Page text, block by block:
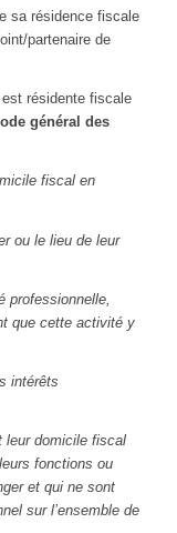
sa résidence fiscale
partenaire de
résidente fiscale
général des
fiscal en
ou le lieu de leur
professionnelle,
que cette activité y
intérêts
leur domicile fiscal
fonctions ou
et qui ne sont
sur l’ensemble de